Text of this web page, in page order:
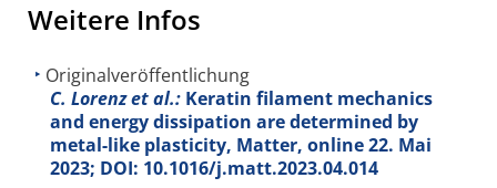
Weitere Infos
Originalveröffentlichung
C. Lorenz et al.: Keratin filament mechanics
and energy dissipation are determined by
metal-like plasticity, Matter, online 22. Mai
2023; DOI: 10.1016/j.matt.2023.04.014